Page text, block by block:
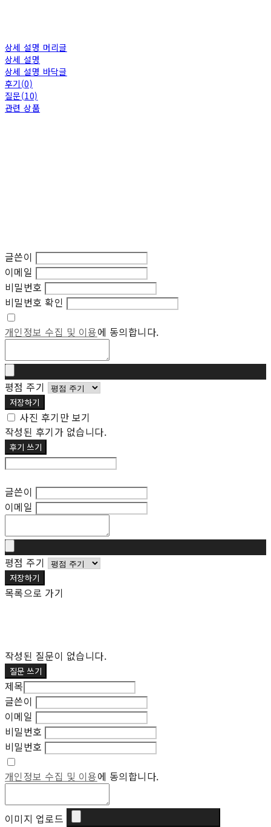
상세 설명 머리글
상세 설명
상세 설명 바닥글
후기(0)
질문(10)
관련 상품
글쓴이
이메일
비밀번호
비밀번호 확인
개인정보 수집 및 이용에 동의합니다.
평점 주기
저장하기
사진 후기만 보기
작성된 후기가 없습니다.
후기 쓰기
글쓴이
이메일
평점 주기
저장하기
목록으로 가기
작성된 질문이 없습니다.
질문 쓰기
제목
글쓴이
이메일
비밀번호
비밀번호
개인정보 수집 및 이용에 동의합니다.
이미지 업로드